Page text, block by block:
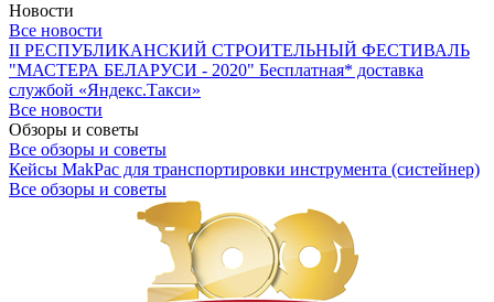
Новости
Все новости
II РЕСПУБЛИКАНСКИЙ СТРОИТЕЛЬНЫЙ ФЕСТИВАЛЬ
"МАСТЕРА БЕЛАРУСИ - 2020" Бесплатная* доставка
службой «Яндекс.Такси»
Все новости
Обзоры и советы
Все обзоры и советы
Кейсы MakPac для транспортировки инструмента (систейнер)
Все обзоры и советы